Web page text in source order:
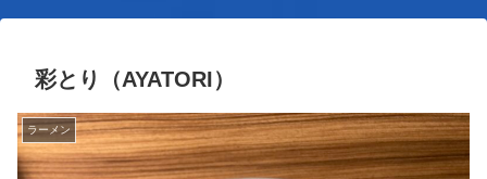
彩とり（AYATORI）
ラーメン